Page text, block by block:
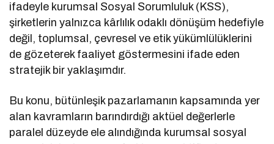
ifadeyle kurumsal Sosyal Sorumluluk (KSS),
şirketlerin yalnızca kârlılık odaklı dönüşüm hedefiyle
değil, toplumsal, çevresel ve etik yükümlülüklerini
de gözeterek faaliyet göstermesini ifade eden
stratejik bir yaklaşımdır.
Bu konu, bütünleşik pazarlamanın kapsamında yer
alan kavramların barındırdığı aktüel değerlerle
paralel düzeyde ele alındığında kurumsal sosyal